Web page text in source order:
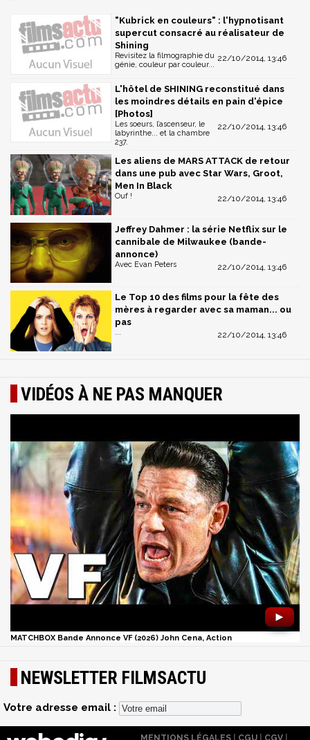
"Kubrick en couleurs" : l'hypnotisant
supercut consacré au réalisateur de
Shining
22/10/2014, 13:46
Revisitez la filmographie du
génie, couleur par couleur...
L'hôtel de SHINING reconstitué dans
les moindres détails en pain d'épice
[Photos]
22/10/2014, 13:46
Les soeurs, l’ascenseur, le
labyrinthe... et la chambre
237.
Les aliens de MARS ATTACK de retour
dans une pub avec Star Wars, Groot,
Men In Black
22/10/2014, 13:46
Ouf !
Jeffrey Dahmer : la série Netflix sur le
cannibale de Milwaukee (bande-
annonce)
22/10/2014, 13:46
Avec Evan Peters
Le Top 10 des films pour la fête des
mères à regarder avec sa maman... ou
pas
22/10/2014, 13:46
...
VIDÉOS À NE PAS MANQUER
►
MATCHBOX Bande Annonce VF (2026) John Cena, Action
NEWSLETTER FILMSACTU
Votre adresse email :
MENTIONS LÉGALES| CGU| CGV|